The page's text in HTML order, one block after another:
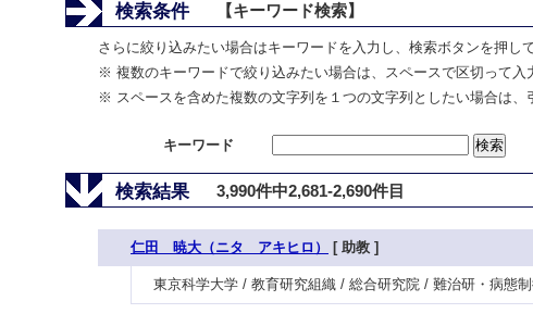
検索条件 【キーワード検索】
さらに絞り込みたい場合はキーワードを入力し、検索ボタンを押し
※ 複数のキーワードで絞り込みたい場合は、スペースで区切って入
※ スペースを含めた複数の文字列を１つの文字列としたい場合は、
キーワード
検索結果 3,990件中2,681-2,690件目
仁田 暁大（ニタ アキヒロ） [ 助教 ]
東京科学大学 / 教育研究組織 / 総合研究院 / 難治研・病態